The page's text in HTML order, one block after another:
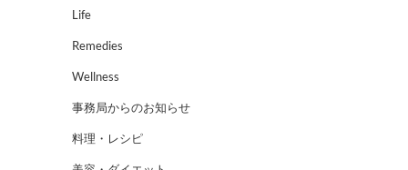
Life
Remedies
Wellness
事務局からのお知らせ
料理・レシピ